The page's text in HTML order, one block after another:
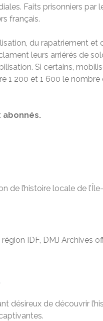
Faits prisonniers par
français.
du rapatriement
leurs arriérés de
Si certains,
1 200 et 1 600 le
abonnés.
l’histoire locale de
IDF, DMJ Archives
désireux de découvrir